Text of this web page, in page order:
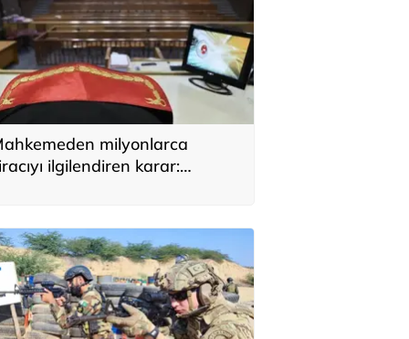
milyonlarca
ilgilendiren karar: